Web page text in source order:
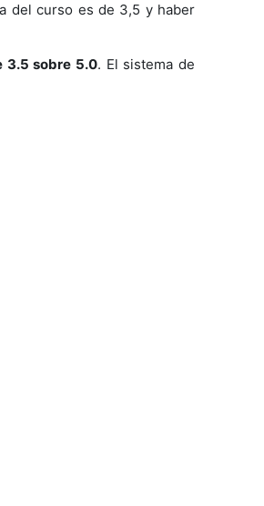
del curso es de 3,5 y haber
3.5 sobre 5.0. El sistema de